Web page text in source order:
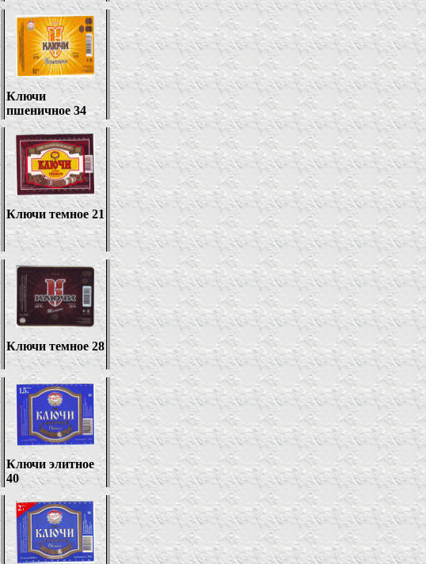
Ключи
пшеничное 34
Ключи темное 21
Ключи темное 28
Ключи элитное
40